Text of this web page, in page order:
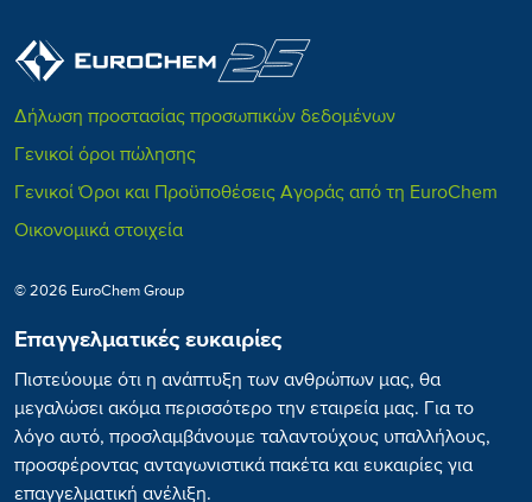
Ελιά Σιτάρι
Δήλωση προστασίας προσωπικών δεδομένων
Γενικοί όροι πώλησης
Γενικοί Όροι και Προϋποθέσεις Αγοράς από τη EuroChem
Οικονομικά στοιχεία
© 2026 EuroChem Group
Επαγγελματικές ευκαιρίες
Πιστεύουμε ότι η ανάπτυξη των ανθρώπων μας, θα
μεγαλώσει ακόμα περισσότερο την εταιρεία μας. Για το
λόγο αυτό, προσλαμβάνουμε ταλαντούχους υπαλλήλους,
προσφέροντας ανταγωνιστικά πακέτα και ευκαιρίες για
επαγγελματική ανέλιξη.